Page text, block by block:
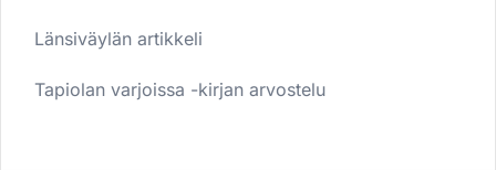
Länsiväylän artikkeli
Tapiolan varjoissa -kirjan arvostelu